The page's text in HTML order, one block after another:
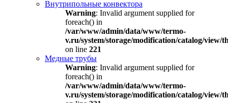
Внутрипольные конвектора
Warning: Invalid argument supplied for
foreach() in
/var/www/admin/data/www/termo-
v.ru/system/storage/modification/catalog/view/
on line 221
Медные трубы
Warning: Invalid argument supplied for
foreach() in
/var/www/admin/data/www/termo-
v.ru/system/storage/modification/catalog/view/